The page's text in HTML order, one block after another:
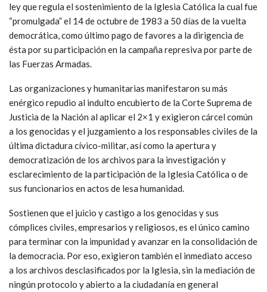
ley que regula el sostenimiento de la Iglesia Católica la cual fue
“promulgada” el 14 de octubre de 1983 a 50 días de la vuelta
democrática, como último pago de favores a la dirigencia de
ésta por su participación en la campaña represiva por parte de
las Fuerzas Armadas.
Las organizaciones y humanitarias manifestaron su más
enérgico repudio al indulto encubierto de la Corte Suprema de
Justicia de la Nación al aplicar el 2×1 y exigieron cárcel común
a los genocidas y el juzgamiento a los responsables civiles de la
última dictadura cívico-militar, así como la apertura y
democratización de los archivos para la investigación y
esclarecimiento de la participación de la Iglesia Católica o de
sus funcionarios en actos de lesa humanidad.
Sostienen que el juicio y castigo a los genocidas y sus
cómplices civiles, empresarios y religiosos, es el único camino
para terminar con la impunidad y avanzar en la consolidación de
la democracia. Por eso, exigieron también el inmediato acceso
a los archivos desclasificados por la Iglesia, sin la mediación de
ningún protocolo y abierto a la ciudadanía en general